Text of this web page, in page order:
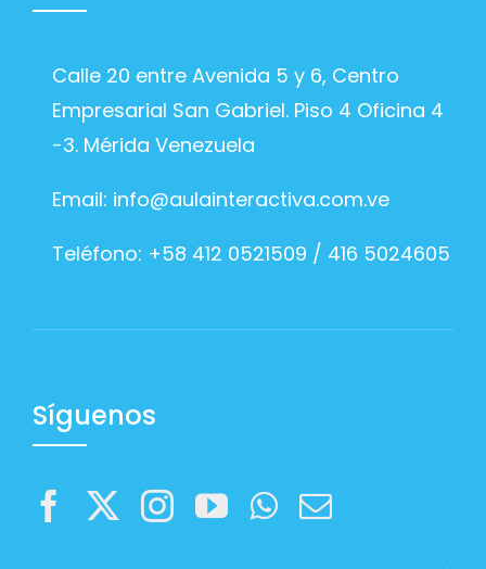
Calle 20 entre Avenida 5 y 6, Centro
Empresarial San Gabriel. Piso 4 Oficina 4
-3. Mérida Venezuela
Email: info@aulainteractiva.com.ve
Teléfono: +58 412 0521509 / 416 5024605
Síguenos